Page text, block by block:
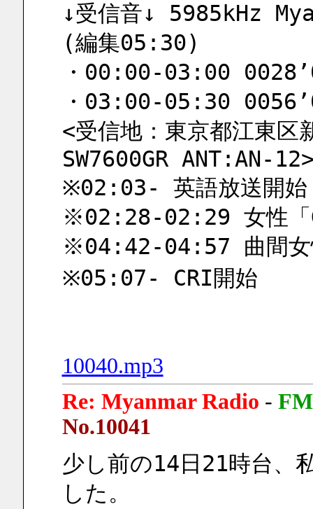
↓受信音↓ 5985kHz
(編集05:30)
・00:00-03:00
・03:00-05:30
<受信地：東京都江東
SW7600GR ANT:AN-
※02:03- 英語放送開始
※02:28-02:29 女性「
※04:42-04:57 曲間女
※05:07- CRI開始
10040.mp3
Re: Myanmar Radio -
No.10041
少し前の14日21時台、
した。